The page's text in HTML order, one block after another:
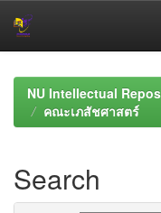
navigationNU Intellectual
คณะเภสัชศาสตร์
Search